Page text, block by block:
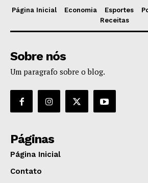
Página Inicial Economia Esportes
Receitas
Sobre nós
Um paragrafo sobre o blog.
Páginas
Página Inicial
Contato